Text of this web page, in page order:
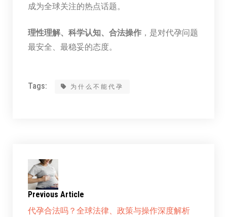
成为全球关注的热点话题。
理性理解、科学认知、合法操作，是对代孕问题
最安全、最稳妥的态度。
Tags: 为什么不能代孕
Previous Article
代孕合法吗？全球法律、政策与操作深度解析